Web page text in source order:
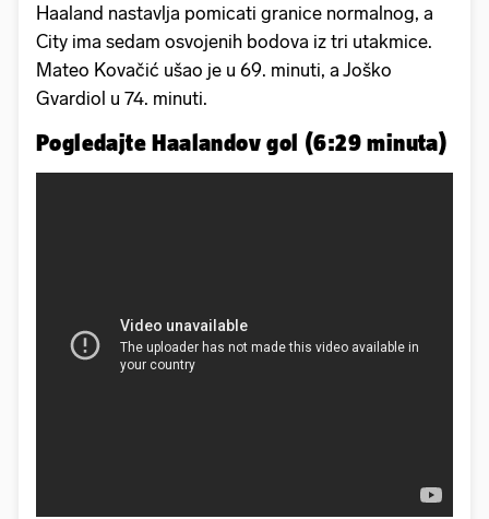
Haaland nastavlja pomicati granice normalnog, a
City ima sedam osvojenih bodova iz tri utakmice.
Mateo Kovačić ušao je u 69. minuti, a Joško
Gvardiol u 74. minuti.
Pogledajte Haalandov gol (6:29 minuta)